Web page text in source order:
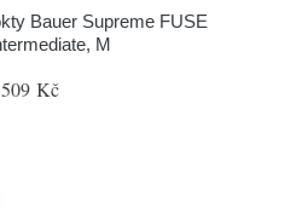
Bauer Supreme FUSE
M
Kč